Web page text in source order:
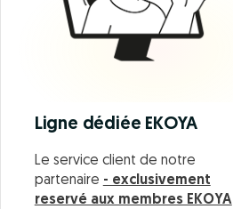
Ligne dédiée EKOYA
Le service client de notre
partenaire - exclusivement
reservé aux membres EKOYA